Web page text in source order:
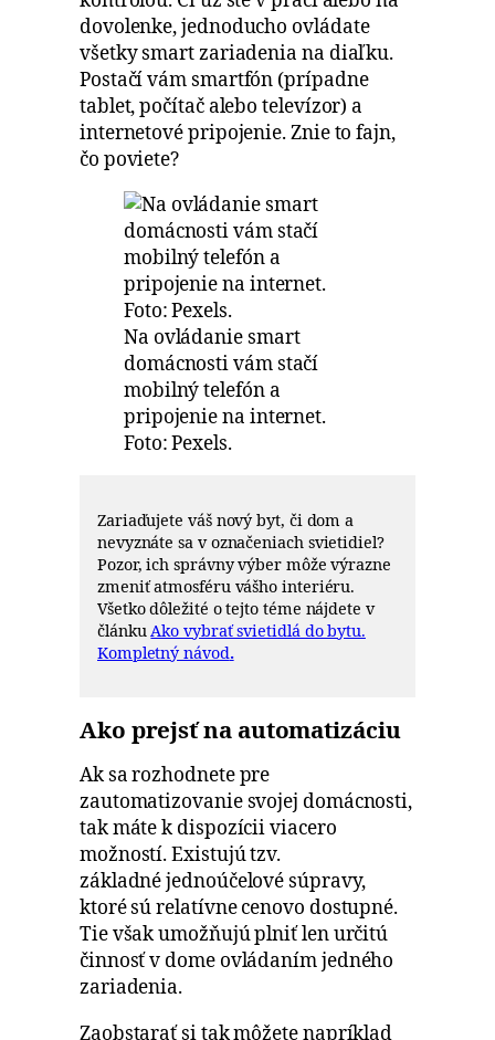
dovolenke, jednoducho ovládate
všetky smart zariadenia na diaľku.
Postačí vám smartfón (prípadne
tablet, počítač alebo televízor) a
internetové pripojenie. Znie to fajn,
čo poviete?
Na ovládanie smart
domácnosti vám stačí
mobilný telefón a
pripojenie na internet.
Foto: Pexels.
Zariaďujete váš nový byt, či dom a
nevyznáte sa v označeniach svietidiel?
Pozor, ich správny výber môže výrazne
zmeniť atmosféru vášho interiéru.
Všetko dôležité o tejto téme nájdete v
článku Ako vybrať svietidlá do bytu.
Kompletný návod.
Ako prejsť na automatizáciu
Ak sa rozhodnete pre
zautomatizovanie svojej domácnosti,
tak máte k dispozícii viacero
možností. Existujú tzv.
základné jednoúčelové súpravy,
ktoré sú relatívne cenovo dostupné.
Tie však umožňujú plniť len určitú
činnosť v dome ovládaním jedného
zariadenia.
Zaobstarať si tak môžete napríklad